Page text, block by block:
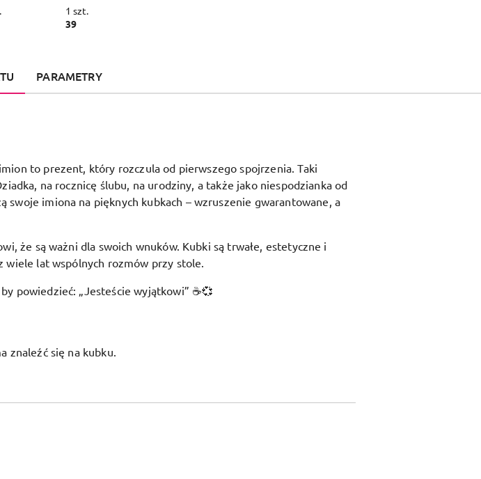
z
najlepiej z
dowolnym
1 szt.
39
PARAMETRY
to prezent, który rozczula od pierwszego spojrzenia. Taki
na rocznicę ślubu, na urodziny, a także jako niespodzianka od
swoje imiona na pięknych kubkach – wzruszenie gwarantowane, a
że są ważni dla swoich wnuków. Kubki są trwałe, estetyczne i
wiele lat wspólnych rozmów przy stole.
powiedzieć: „Jesteście wyjątkowi” ☕💞
znaleźć się na kubku.